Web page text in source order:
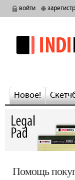
войти
Новое!
Помощь